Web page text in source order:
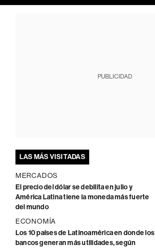
PUBLICIDAD
LAS MÁS VISITADAS
MERCADOS
El precio del dólar se debilita en julio y
América Latina tiene la moneda más fuerte
del mundo
ECONOMÍA
Los 10 países de Latinoamérica en donde los
bancos generan más utilidades, según